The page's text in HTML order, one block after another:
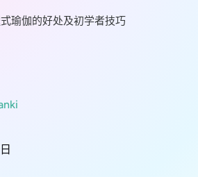
瑜伽的好处及初学者技巧